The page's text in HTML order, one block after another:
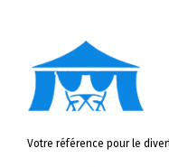
Votre référence pour le